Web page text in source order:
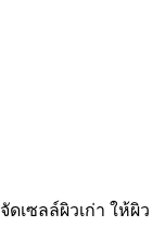
เซลล์ผิวเก่า ให้ผิว